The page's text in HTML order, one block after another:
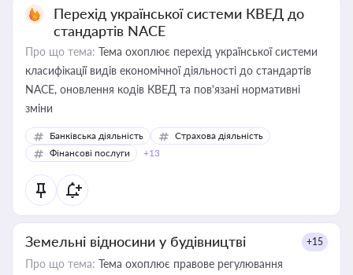
Перехід української системи КВЕД до
стандартів NACE
Про що тема: Тема охоплює перехід української системи
класифікації видів економічної діяльності до стандартів
NACE, оновлення кодів КВЕД та пов'язані нормативні
зміни
Банківська діяльність
Страхова діяльність
Фінансові послуги
+13
Земельні відносини у будівництві +15
Про що тема: Тема охоплює правове регулювання